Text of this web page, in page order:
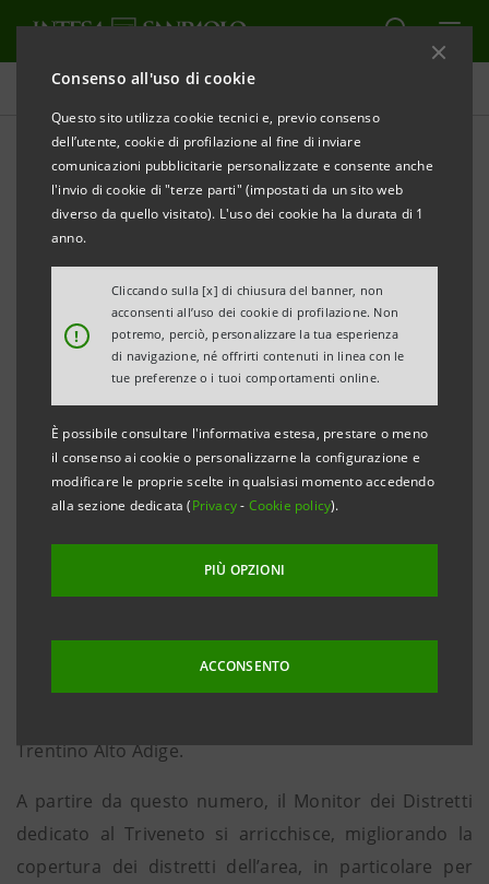
Consenso all'uso di cookie
Questo sito utilizza cookie tecnici e, previo consenso
dell’utente, cookie di profilazione al fine di inviare
comunicazioni pubblicitarie personalizzate e consente anche
l'invio di cookie di "terze parti" (impostati da un sito web
diverso da quello visitato). L'uso dei cookie ha la durata di 1
anno.
!
Cliccando sulla [x] di chiusura del banner, non
acconsenti all’uso dei cookie di profilazione. Non
potremo, perciò, personalizzare la tua esperienza
di navigazione, né offrirti contenuti in linea con le
tue preferenze o i tuoi comportamenti online.
È possibile consultare l'informativa estesa, prestare o meno
il consenso ai cookie o personalizzarne la configurazione e
modificare le proprie scelte in qualsiasi momento accedendo
alla sezione dedicata (Privacy- Cookie policy).
PIÙ OPZIONI
ACCONSENTO
Comunicati stampa
STAMPA AGGIORNA
INTESA SANPAOLO: PUBBLICATO IL MONITOR DEI
DISTRETTI DEL TRIVENETO
consecutivo crescita a due cifre:
• il polo tecnologico ICT di Trieste, con un balzo del
37% nel 2010 , ha toccato livelli mai raggiunti prima
grazie al traino della Germania.
• resta un quadro a luci e ombre che nel corso del
2011 vedrà preseguire il processo di selezione del
tessuto distrettuale innescato dalla crisi.
Trentino Alto Adige.
A partire da questo numero, il Monitor dei Distretti
dedicato al Triveneto si arricchisce, migliorando la
copertura dei distretti dell’area, in particolare per